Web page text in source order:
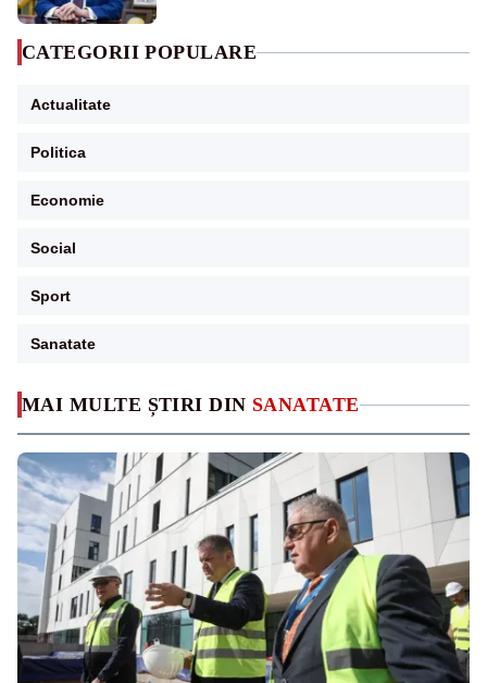
MAI MULTE ȘTIRI DIN SANATATE
CATEGORII POPULARE
Actualitate
Politica
Economie
Social
Sport
Sanatate